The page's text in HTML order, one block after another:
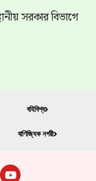
সরকার বিভাগে
বহিবিশ্ব
বাণিজ্যিক নগরী